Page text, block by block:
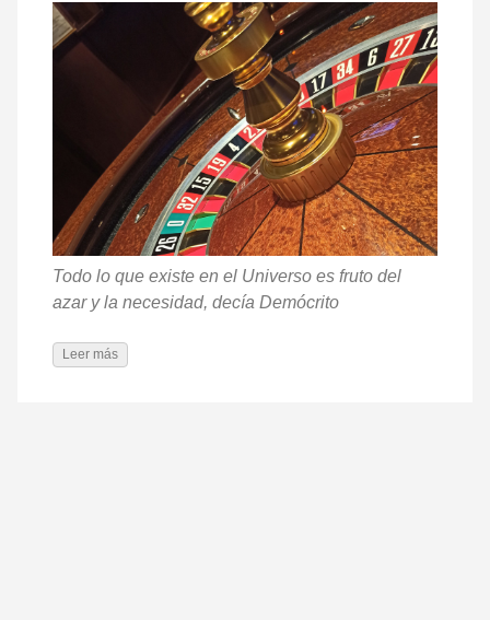
Todo lo que existe en el Universo es fruto del
azar y la necesidad, decía Demócrito
Leer más